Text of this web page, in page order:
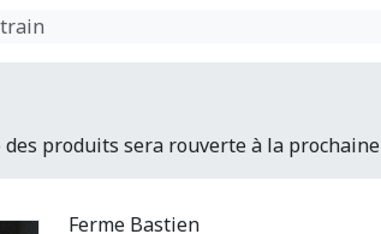
produits sera rouverte à la
Ferme Bastien